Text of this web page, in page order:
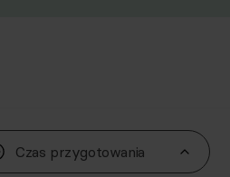
Czas przygotowania